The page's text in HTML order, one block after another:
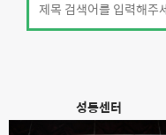
성동센터